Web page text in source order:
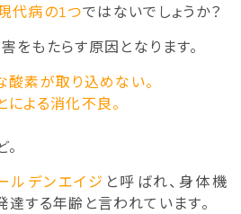
代病の1つではないでしょうか？
をもたらす原因となります。
酸素が取り込めない。
による消化不良。
ルデンエイジ と呼ばれ、身体機
達する年齢と言われています。